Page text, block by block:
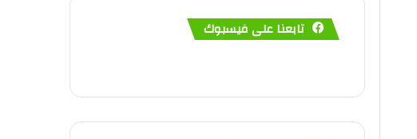
تابعنا على فيسبوك